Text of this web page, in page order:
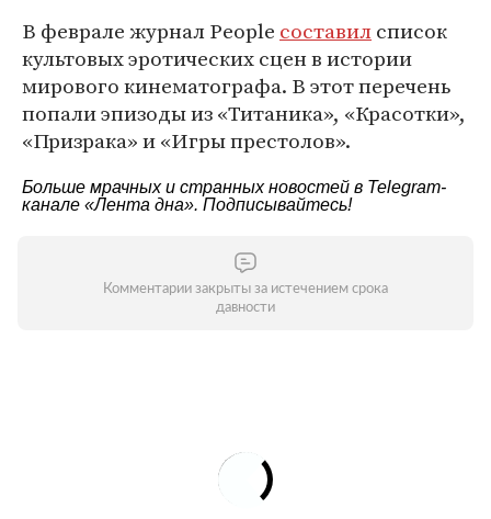
В феврале журнал People составилсписок
культовых эротических сцен в истории
мирового кинематографа. В этот перечень
попали эпизоды из «Титаника», «Красотки»,
«Призрака» и «Игры престолов».
Больше мрачных и странных новостей в Telegram-
канале «Лента дна». Подписывайтесь!
Комментарии закрыты за истечением срока
давности